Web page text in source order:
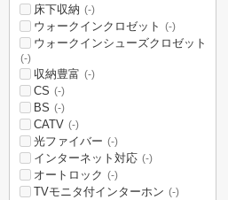
床下収納 (-)
ウォークインクロゼット (-)
ウォークインシューズクロゼット
(-)
収納豊富 (-)
CS (-)
BS (-)
CATV (-)
光ファイバー (-)
インターネット対応 (-)
オートロック (-)
TVモニタ付インターホン (-)